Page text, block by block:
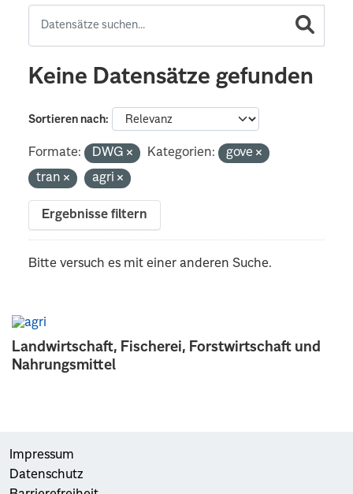
Landwirtschaft, Fischerei, Forstwirtschaft und
Nahrungsmittel
Keine Datensätze gefunden
Sortieren nach
Formate: DWG Kategorien:
gove
tran
agri
Ergebnisse filtern
Bitte versuch es mit einer anderen Suche.
Impressum
Datenschutz